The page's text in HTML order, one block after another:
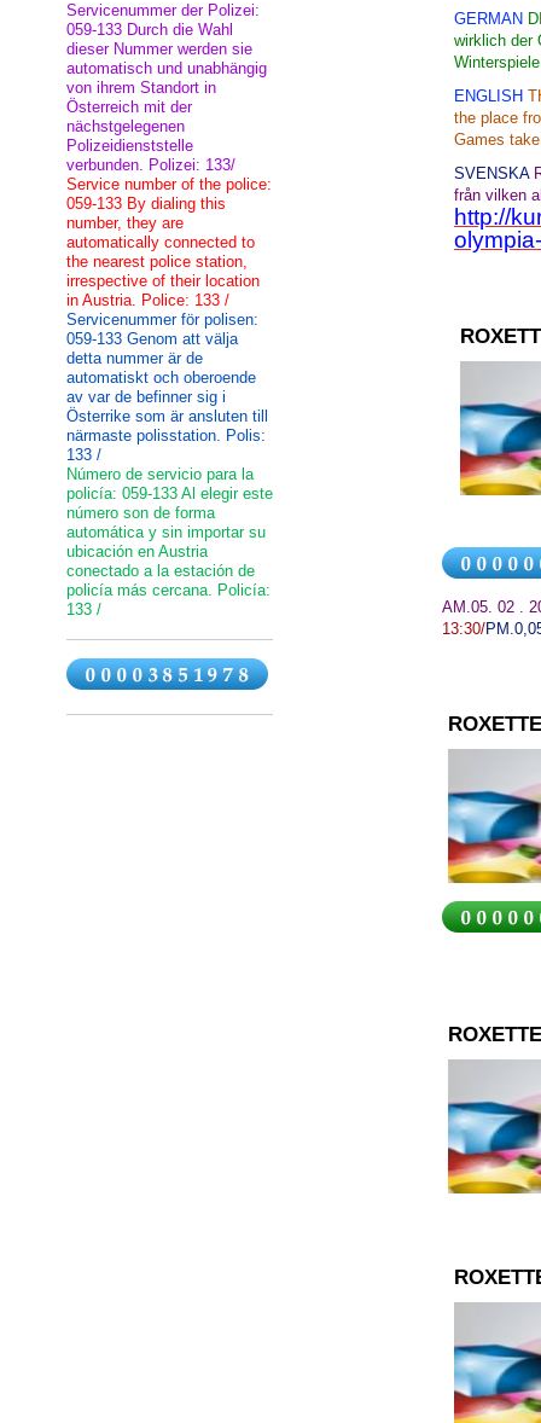
GERMAN
wirklich der
ENGLISH
the place
Games
SVENSKA
från vilken
http://
AM.05. 02 .
13:30/PM.
Servicenummer der Polizei:
059-133 Durch die Wahl
dieser Nummer werden sie
automatisch und unabhängig
von ihrem Standort in
Österreich mit der
nächstgelegenen
Polizeidienststelle
verbunden. Polizei: 133/
Service number of the police:
059-133 By dialing this
number, they are
automatically connected to
the nearest police station,
irrespective of their location
in Austria. Police: 133 /
Servicenummer för polisen:
059-133 Genom att välja
detta nummer är de
automatiskt och oberoende
av var de befinner sig i
Österrike som är ansluten till
närmaste polisstation. Polis:
133 /
Número de servicio para la
policía: 059-133 Al elegir este
número son de forma
automática y sin importar su
ubicación en Austria
conectado a la estación de
policía más cercana. Policía:
133 /